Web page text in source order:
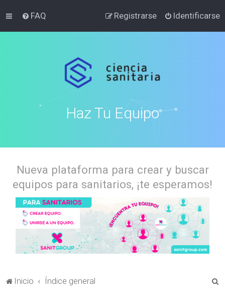
FAQ Identificarse
Registrarse
Haz Tu Equipo
Nueva plataforma para crear y buscar
equipos para sanitarios, ¡te esperamos!
Inicio Índice general